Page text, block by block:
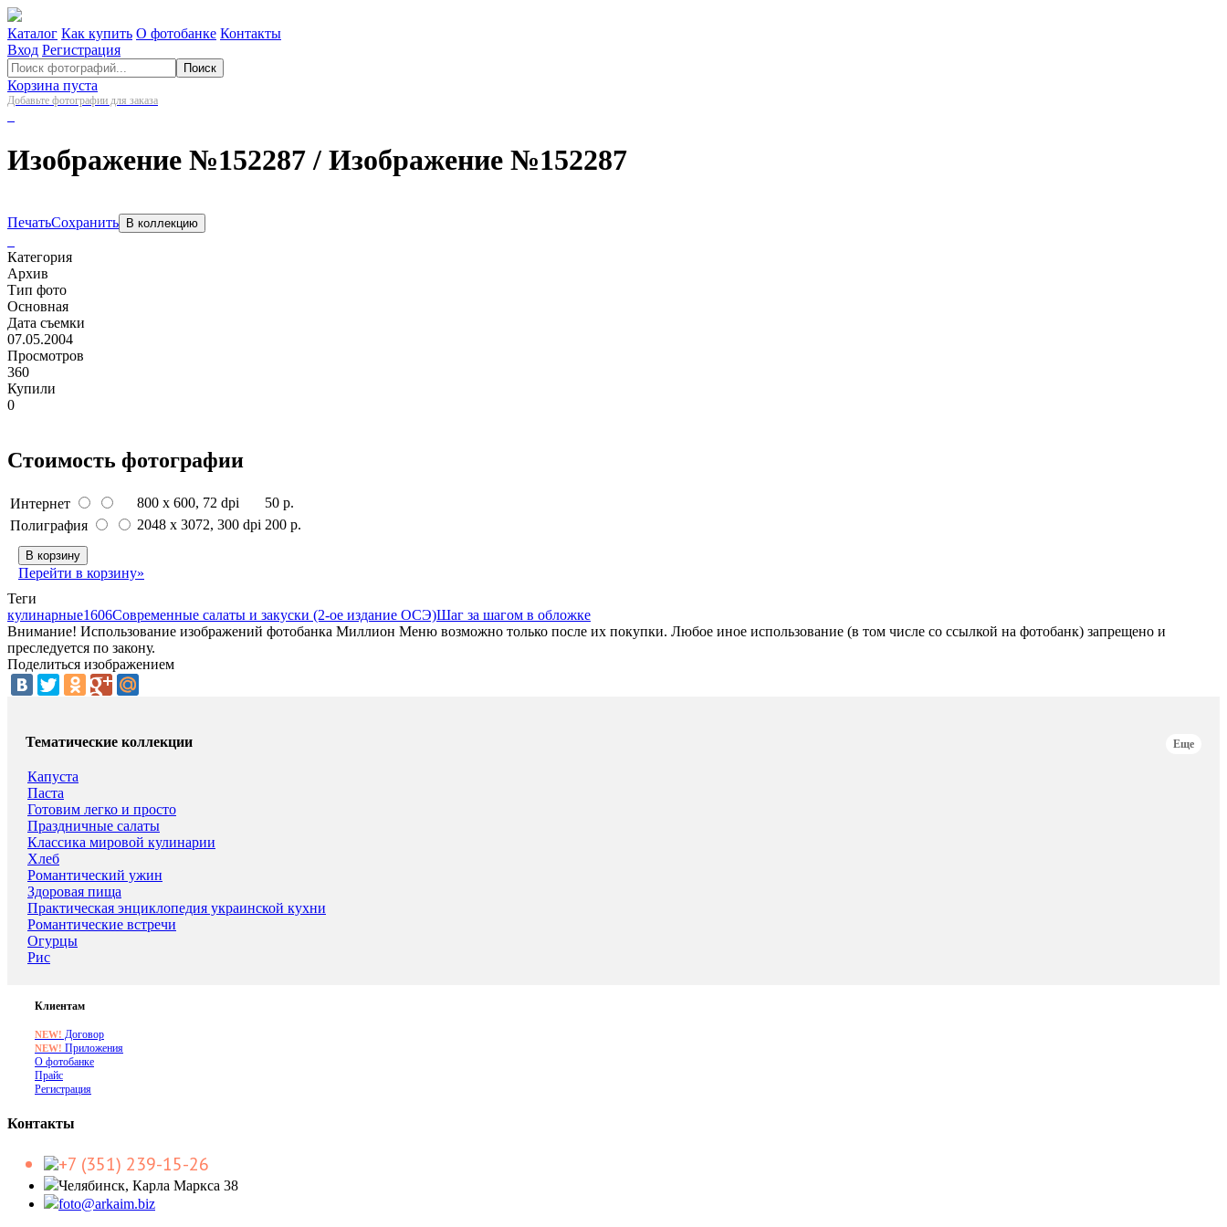
Каталог Как купить О фотобанке Контакты
Вход Регистрация
Поиск
Корзина пуста
Добавьте фотографии для заказа
Изображение №152287/ Изображение №152287
ПечатьСохранить В коллекцию
Категория
Архив
Тип фото
Основная
Дата съемки
07.05.2004
Просмотров
360
Купили
0
Стоимость фотографии
Интернет 800 x 600, 72 dpi
50 р.
Полиграфия
2048 x 3072, 300 dpi 200 р.
В корзину
Перейти в корзину»
Теги
кулинарные1606Современные салаты и закуски (2-ое издание ОСЭ)Шаг за шагом в обложке
Внимание! Использование изображений фотобанка Миллион Меню возможно только после их покупки. Любое иное использование (в том числе со ссылкой на фотобанк) запрещено и
преследуется по закону.
Поделиться изображением
Тематические коллекции Еще
Капуста
Паста
Готовим легко и просто
Праздничные салаты
Классика мировой кулинарии
Хлеб
Романтический ужин
Здоровая пища
Практическая энциклопедия украинской кухни
Романтические встречи
Огурцы
Рис
Клиентам
NEW! Договор
NEW! Приложения
О фотобанке
Прайс
Регистрация
Контакты
+7 (351) 239-15-26
Челябинск, Карла Маркса 38
foto@arkaim.biz